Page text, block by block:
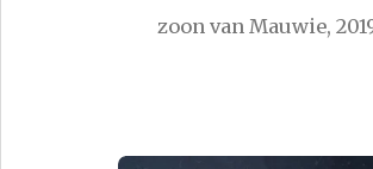
zoon van Mauwie,